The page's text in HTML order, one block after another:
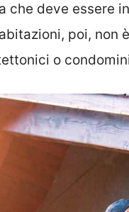
che deve essere
poi, non
o